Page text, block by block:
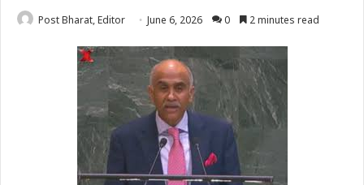
Post Bharat, Editor June 6, 2026 0 2 minutes read